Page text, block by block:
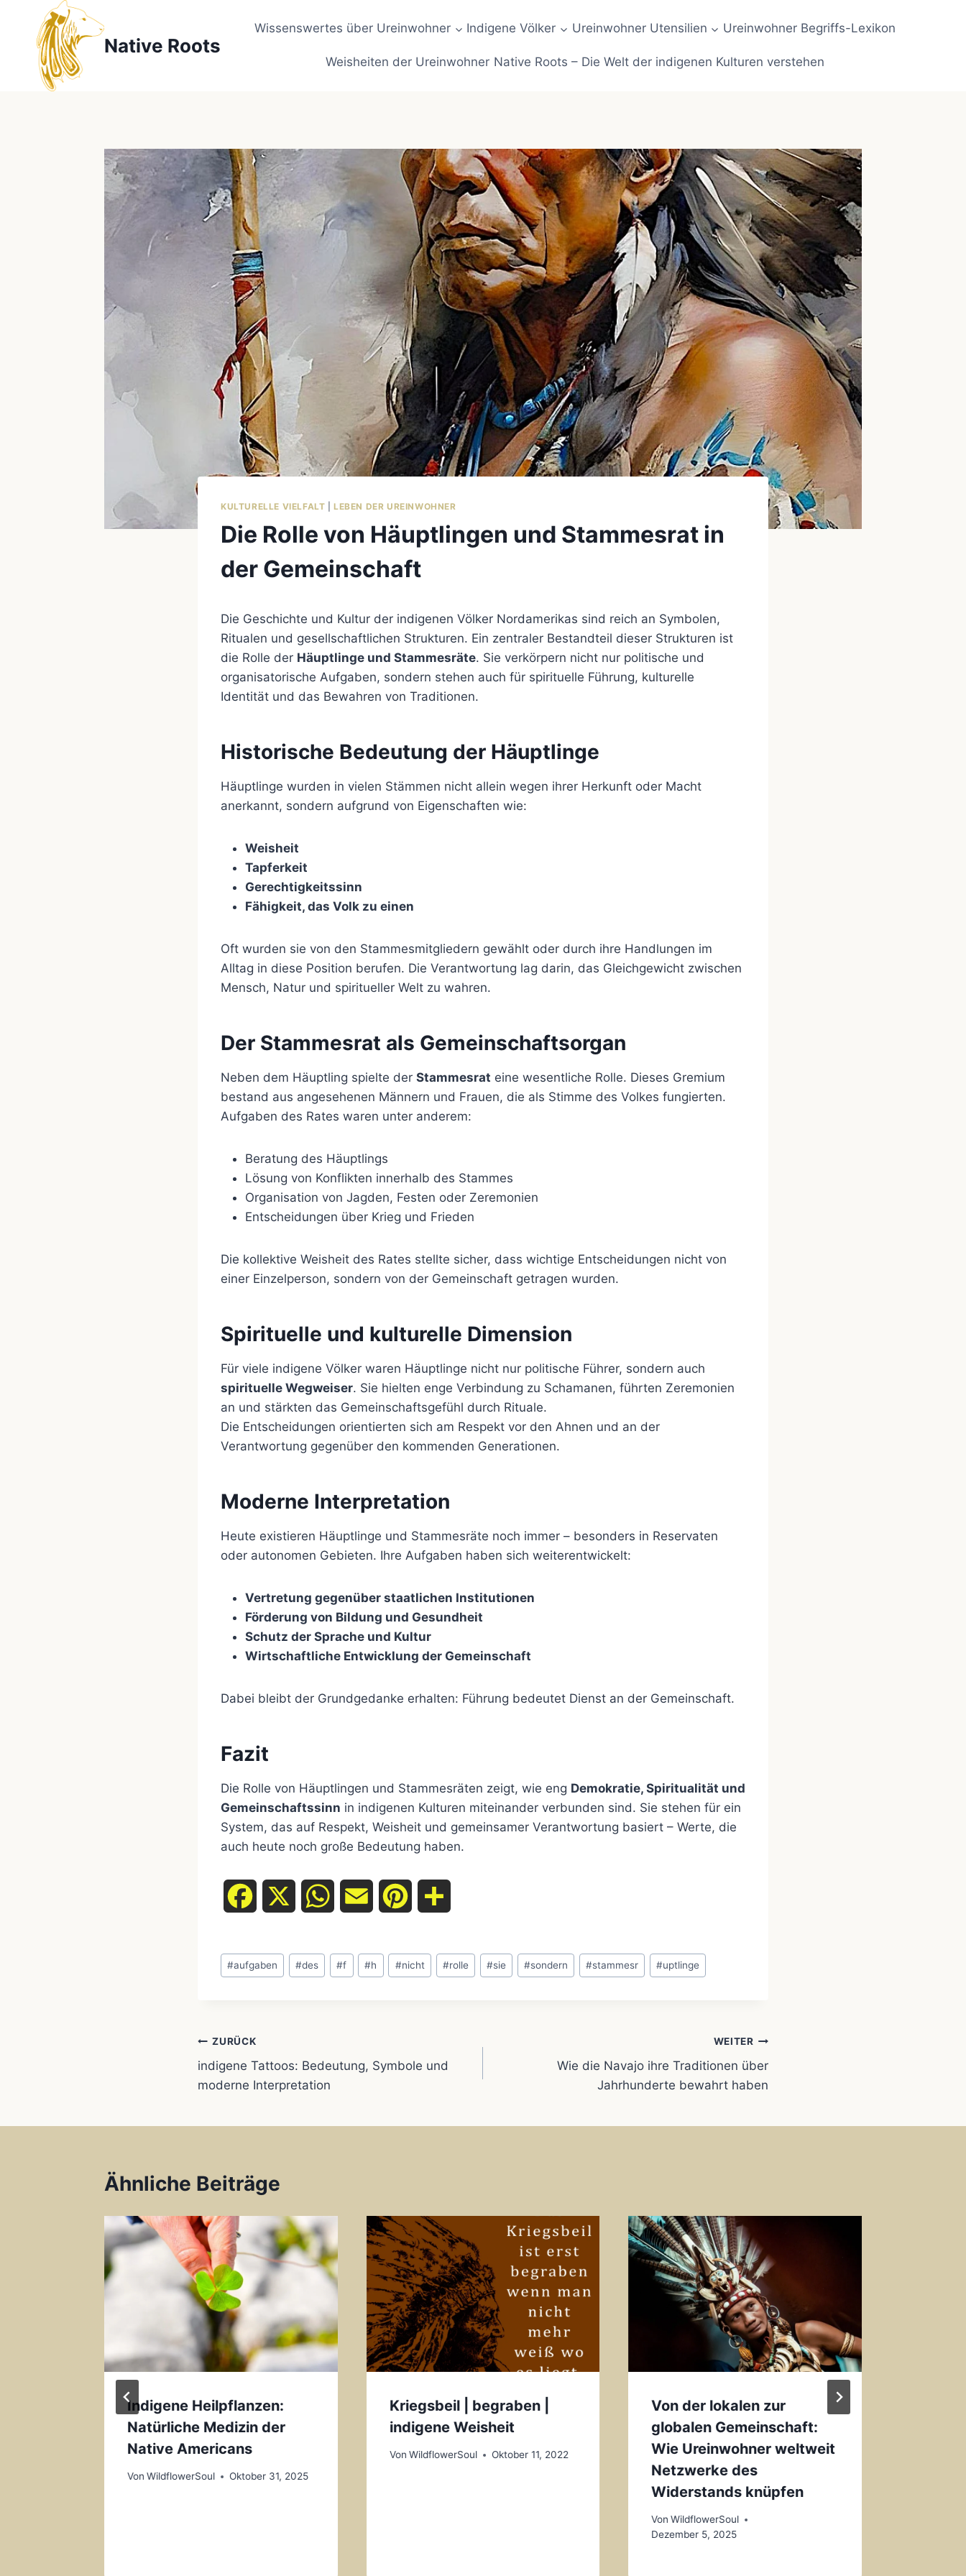
springen
Native Roots
Wissenswertes über Ureinwohner Indigene Völker Ureinwohner Utensilien Ureinwohner Begriffs-Lexikon
Weisheiten der Ureinwohner Native Roots – Die Welt der indigenen Kulturen verstehen
KULTURELLE VIELFALT |LEBEN DER UREINWOHNER
Die Rolle von Häuptlingen und Stammesrat in
der Gemeinschaft
Die Geschichte und Kultur der indigenen Völker Nordamerikas sind reich an Symbolen,
Ritualen und gesellschaftlichen Strukturen. Ein zentraler Bestandteil dieser Strukturen ist
die Rolle der Häuptlinge und Stammesräte. Sie verkörpern nicht nur politische und
organisatorische Aufgaben, sondern stehen auch für spirituelle Führung, kulturelle
Identität und das Bewahren von Traditionen.
Historische Bedeutung der Häuptlinge
Häuptlinge wurden in vielen Stämmen nicht allein wegen ihrer Herkunft oder Macht
anerkannt, sondern aufgrund von Eigenschaften wie:
Weisheit
Tapferkeit
Gerechtigkeitssinn
Fähigkeit, das Volk zu einen
Oft wurden sie von den Stammesmitgliedern gewählt oder durch ihre Handlungen im
Alltag in diese Position berufen. Die Verantwortung lag darin, das Gleichgewicht zwischen
Mensch, Natur und spiritueller Welt zu wahren.
Der Stammesrat als Gemeinschaftsorgan
Neben dem Häuptling spielte der Stammesrat eine wesentliche Rolle. Dieses Gremium
bestand aus angesehenen Männern und Frauen, die als Stimme des Volkes fungierten.
Aufgaben des Rates waren unter anderem:
Beratung des Häuptlings
Lösung von Konflikten innerhalb des Stammes
Organisation von Jagden, Festen oder Zeremonien
Entscheidungen über Krieg und Frieden
Die kollektive Weisheit des Rates stellte sicher, dass wichtige Entscheidungen nicht von
einer Einzelperson, sondern von der Gemeinschaft getragen wurden.
Spirituelle und kulturelle Dimension
Für viele indigene Völker waren Häuptlinge nicht nur politische Führer, sondern auch
spirituelle Wegweiser. Sie hielten enge Verbindung zu Schamanen, führten Zeremonien
an und stärkten das Gemeinschaftsgefühl durch Rituale.
Die Entscheidungen orientierten sich am Respekt vor den Ahnen und an der
Verantwortung gegenüber den kommenden Generationen.
Moderne Interpretation
Heute existieren Häuptlinge und Stammesräte noch immer – besonders in Reservaten
oder autonomen Gebieten. Ihre Aufgaben haben sich weiterentwickelt:
Vertretung gegenüber staatlichen Institutionen
Förderung von Bildung und Gesundheit
Schutz der Sprache und Kultur
Wirtschaftliche Entwicklung der Gemeinschaft
Dabei bleibt der Grundgedanke erhalten: Führung bedeutet Dienst an der Gemeinschaft.
Fazit
Die Rolle von Häuptlingen und Stammesräten zeigt, wie eng Demokratie, Spiritualität und
Gemeinschaftssinn in indigenen Kulturen miteinander verbunden sind. Sie stehen für ein
System, das auf Respekt, Weisheit und gemeinsamer Verantwortung basiert – Werte, die
auch heute noch große Bedeutung haben.
c
o
o
k
a
A
p
a n
r
s
i
Schlagworte:
#aufgaben #des #f #h #nicht #rolle #sie #sondern #stammesr #uptlinge
Beitragsnavigation
ZURÜCK
indigene Tattoos: Bedeutung, Symbole und
moderne Interpretation
WEITER
Wie die Navajo ihre Traditionen über
Jahrhunderte bewahrt haben
Ähnliche Beiträge
Indigene Heilpflanzen:
Natürliche Medizin der
Native Americans
Von WildflowerSoul Oktober 31, 2025
Kriegsbeil | begraben |
indigene Weisheit
Von WildflowerSoul Oktober 11, 2022
Von der lokalen zur
globalen Gemeinschaft:
Wie Ureinwohner weltweit
Netzwerke des
Widerstands knüpfen
Von WildflowerSoul
Dezember 5, 2025